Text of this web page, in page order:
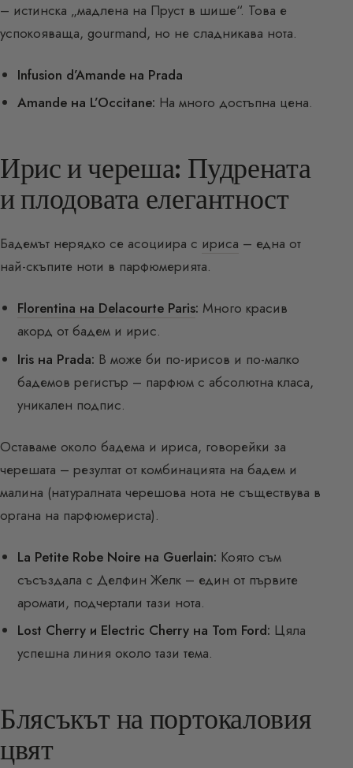
– истинска „мадлена на Пруст в шише“. Това е
успокояваща, gourmand, но не сладникава нота.
Infusion d’Amande на Prada
Amande на L’Occitane: На много достъпна цена.
Ирис и череша: Пудрената
и плодовата елегантност
Бадемът нерядко се асоциира с ириса – една от
най-скъпите ноти в парфюмерията.
Florentina на Delacourte Paris: Много красив
акорд от бадем и ирис.
Iris на Prada: В може би по-ирисов и по-малко
бадемов регистър – парфюм с абсолютна класа,
уникален подпис.
Оставаме около бадема и ириса, говорейки за
черешата – резултат от комбинацията на бадем и
малина (натуралната черешова нота не съществува в
органа на парфюмериста).
La Petite Robe Noire на Guerlain: Която съм
съсъздала с Делфин Желк – един от първите
аромати, подчертали тази нота.
Lost Cherry и Electric Cherry на Tom Ford: Цяла
успешна линия около тази тема.
Блясъкът на портокаловия
цвят